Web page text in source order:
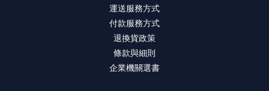
運送服務方式
付款服務方式
退換貨政策
條款與細則
企業機關選書